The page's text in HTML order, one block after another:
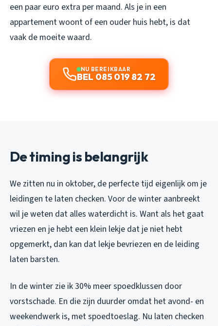
een paar euro extra per maand. Als je in een
appartement woont of een ouder huis hebt, is dat
vaak de moeite waard.
NU BEREIKBAAR
BEL 085 019 82 72
De timing is belangrijk
We zitten nu in oktober, de perfecte tijd eigenlijk om je
leidingen te laten checken. Voor de winter aanbreekt
wil je weten dat alles waterdicht is. Want als het gaat
vriezen en je hebt een klein lekje dat je niet hebt
opgemerkt, dan kan dat lekje bevriezen en de leiding
laten barsten.
In de winter zie ik 30% meer spoedklussen door
vorstschade. En die zijn duurder omdat het avond- en
weekendwerk is, met spoedtoeslag. Nu laten checken